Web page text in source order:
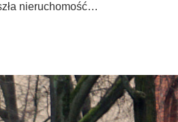
nieruchomość…